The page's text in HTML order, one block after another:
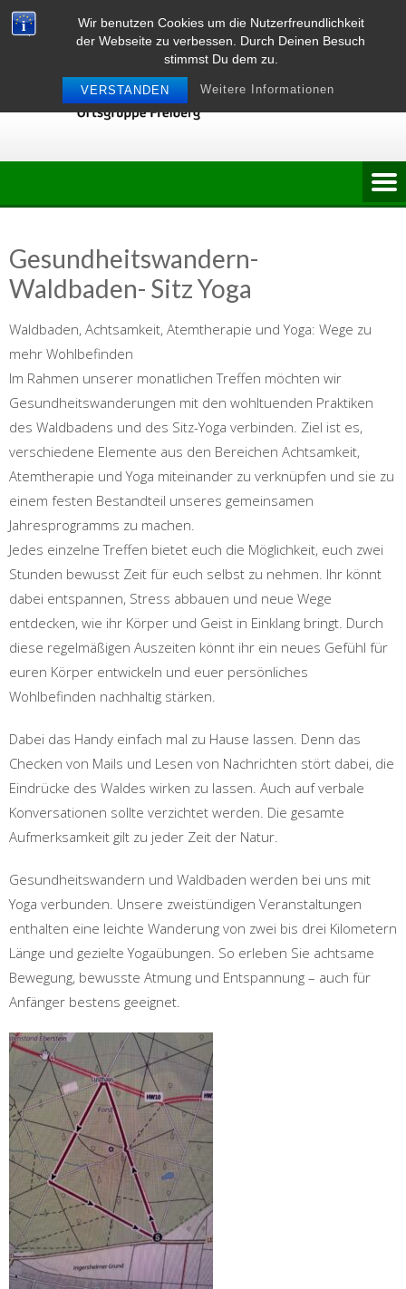
Wir benutzen Cookies um die Nutzerfreundlichkeit
der Webseite zu verbessen. Durch Deinen Besuch
stimmst Du dem zu.
VERSTANDEN Weitere Informationen
Skip
to
Gesundheitswandern-
Waldbaden- Sitz Yoga
Waldbaden, Achtsamkeit, Atemtherapie und Yoga: Wege zu
mehr Wohlbefinden
Im Rahmen unserer monatlichen Treffen möchten wir
Gesundheitswanderungen mit den wohltuenden Praktiken
des Waldbadens und des Sitz-Yoga verbinden. Ziel ist es,
verschiedene Elemente aus den Bereichen Achtsamkeit,
Atemtherapie und Yoga miteinander zu verknüpfen und sie zu
einem festen Bestandteil unseres gemeinsamen
Jahresprogramms zu machen.
Jedes einzelne Treffen bietet euch die Möglichkeit, euch zwei
Stunden bewusst Zeit für euch selbst zu nehmen. Ihr könnt
dabei entspannen, Stress abbauen und neue Wege
entdecken, wie ihr Körper und Geist in Einklang bringt. Durch
diese regelmäßigen Auszeiten könnt ihr ein neues Gefühl für
euren Körper entwickeln und euer persönliches
Wohlbefinden nachhaltig stärken.
Dabei das Handy einfach mal zu Hause lassen. Denn das
Checken von Mails und Lesen von Nachrichten stört dabei, die
Eindrücke des Waldes wirken zu lassen. Auch auf verbale
Konversationen sollte verzichtet werden. Die gesamte
Aufmerksamkeit gilt zu jeder Zeit der Natur.
Gesundheitswandern und Waldbaden werden bei uns mit
Yoga verbunden. Unsere zweistündigen Veranstaltungen
enthalten eine leichte Wanderung von zwei bis drei Kilometern
Länge und gezielte Yogaübungen. So erleben Sie achtsame
Bewegung, bewusste Atmung und Entspannung – auch für
Anfänger bestens geeignet.